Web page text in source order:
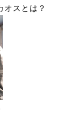
オスとは？